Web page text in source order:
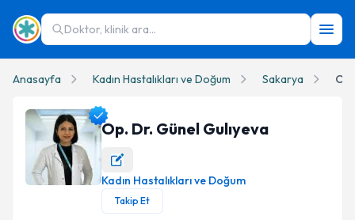
Doktor, klinik ara...
Anasayfa Kadın Hastalıkları ve Doğum Sakarya
Op. Dr. Günel Gulıyeva Profil Fotoğrafı
Op. Dr. Günel Gulıyeva
Kadın Hastalıkları ve Doğum
Takip Et